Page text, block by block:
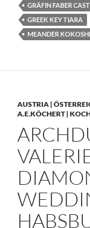
GRÄFIN FABER
GREEK KEY TIARA
MEANDER
AUSTRIA |
A.E.KÖCHERT |